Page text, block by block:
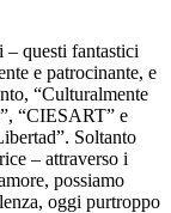
questi fantastici
e patrocinante, e
“Culturalmente
“CIESART” e
Soltanto
– attraverso i
possiamo
oggi purtroppo